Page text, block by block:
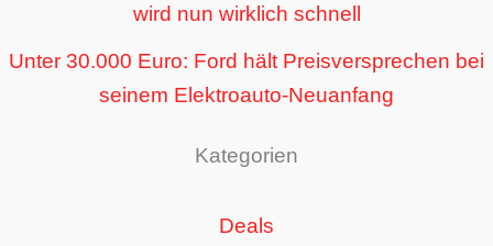
wird nun wirklich schnell
Unter 30.000 Euro: Ford hält Preisversprechen bei
seinem Elektroauto-Neuanfang
Kategorien
Deals